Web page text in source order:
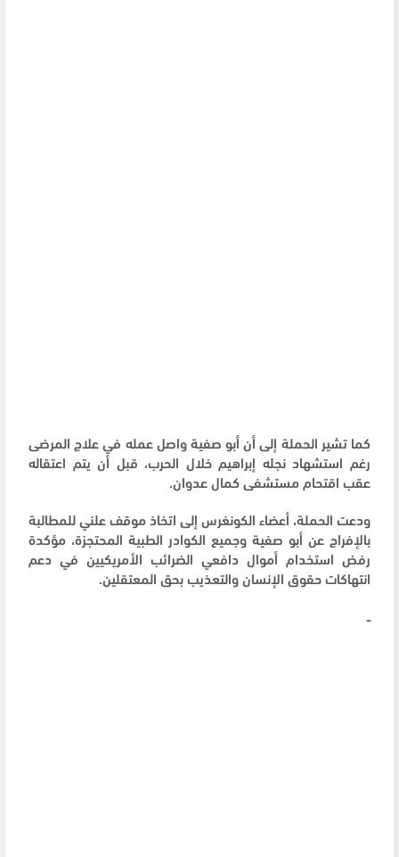
كما تشير الحملة إلى أن أبو صفية واصل عمله في علاج المرضى
رغم استشهاد نجله إبراهيم خلال الحرب، قبل أن يتم اعتقاله
عقب اقتحام مستشفى كمال عدوان.
ودعت الحملة، أعضاء الكونغرس إلى اتخاذ موقف علني للمطالبة
بالإفراج عن أبو صفية وجميع الكوادر الطبية المحتجزة، مؤكدة
رفض استخدام أموال دافعي الضرائب الأمريكيين في دعم
انتهاكات حقوق الإنسان والتعذيب بحق المعتقلين.
ــ